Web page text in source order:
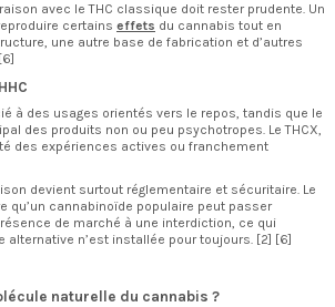
avec le THC classique doit rester prudente. Un
certains effets du cannabis tout en
une autre base de fabrication et d’autres
à des usages orientés vers le repos, tandis que le
des produits non ou peu psychotropes. Le THCX,
des expériences actives ou franchement
devient surtout réglementaire et sécuritaire. Le
qu’un cannabinoïde populaire peut passer
de marché à une interdiction, ce qui
alternative n’est installée pour toujours. [2] [6]
naturelle du cannabis ?